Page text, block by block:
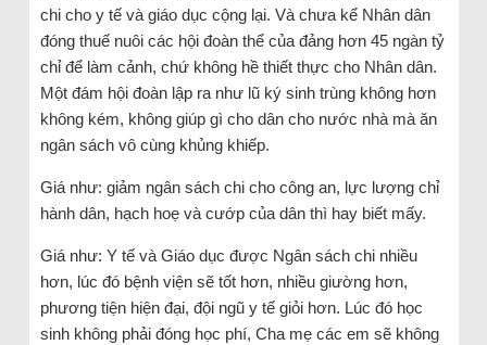
chi cho y tế và giáo dục cộng lại. Và chưa kể Nhân dân
đóng thuế nuôi các hội đoàn thể của đảng hơn 45 ngàn tỷ
chỉ để làm cảnh, chứ không hề thiết thực cho Nhân dân.
Một đám hội đoàn lập ra như lũ ký sinh trùng không hơn
không kém, không giúp gì cho dân cho nước nhà mà ăn
ngân sách vô cùng khủng khiếp.
Giá như: giảm ngân sách chi cho công an, lực lượng chỉ
hành dân, hạch hoẹ và cướp của dân thì hay biết mấy.
Giá như: Y tế và Giáo dục được Ngân sách chi nhiều
hơn, lúc đó bệnh viện sẽ tốt hơn, nhiều giường hơn,
phương tiện hiện đại, đội ngũ y tế giỏi hơn. Lúc đó học
sinh không phải đóng học phí, Cha mẹ các em sẽ không